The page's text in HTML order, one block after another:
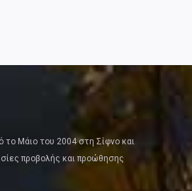
το Μάιο του 2004 στη Σίφνο και
προβολής και προώθησης